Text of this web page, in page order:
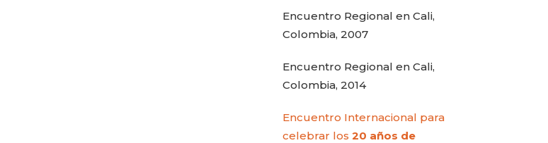
Encuentro Regional en Cali,
Colombia, 2007
Encuentro Regional en Cali,
Colombia, 2014
Encuentro Internacional para
celebrar los20 años de